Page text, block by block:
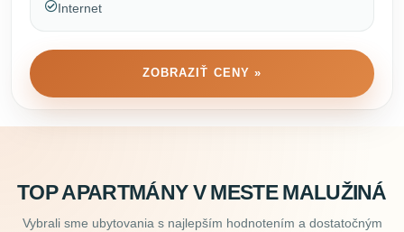
Internet
ZOBRAZIŤ CENY »
TOP APARTMÁNY V MESTE MALUŽINÁ
Vybrali sme ubytovania s najlepším hodnotením a dostatočným